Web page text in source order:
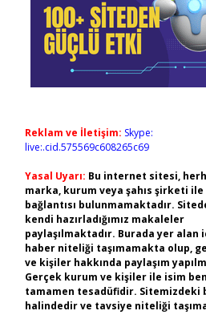
Reklam ve İletişim: Skype:
live:.cid.575569c608265c69
Yasal Uyarı: Bu internet sitesi,
marka, kurum veya şahıs şirketi
bağlantısı bulunmamaktadır.
kendi hazırladığımız makaleler
paylaşılmaktadır. Burada yer alan
haber niteliği taşımamakta olup,
ve kişiler hakkında paylaşım
Gerçek kurum ve kişiler ile isim
tamamen tesadüfidir. Sitemizdeki
halindedir ve tavsiye niteliği